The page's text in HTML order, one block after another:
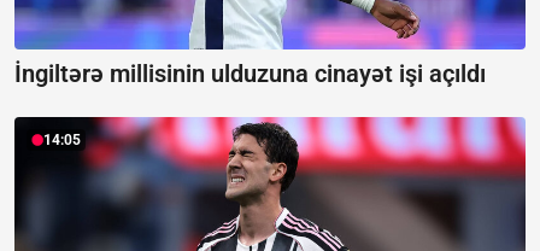
İngiltərə millisinin ulduzuna cinayət işi açıldı
14:05